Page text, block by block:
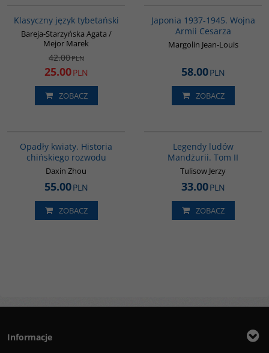
Klasyczny język tybetański
Bareja-Starzyńska Agata /
Mejor Marek
42.00PLN
25.00PLN
ZOBACZ
Japonia 1937-1945. Wojna
Armii Cesarza
Margolin Jean-Louis
58.00PLN
ZOBACZ
Opadły kwiaty. Historia
chińskiego rozwodu
Daxin Zhou
55.00PLN
ZOBACZ
Legendy ludów
Mandżurii. Tom II
Tulisow Jerzy
33.00PLN
ZOBACZ
Informacje